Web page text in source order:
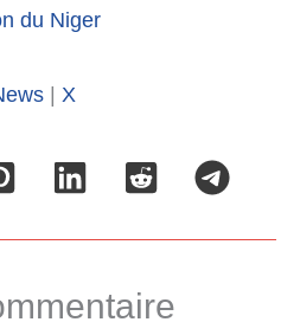
du Niger
| X